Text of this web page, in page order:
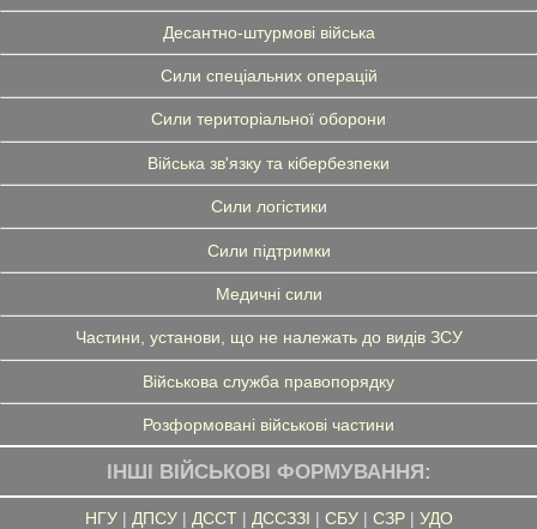
Десантно-штурмові війська
Сили спеціальних операцій
Сили територіальної оборони
Війська зв'язку та кібербезпеки
Сили логістики
Сили підтримки
Медичні сили
Частини, установи, що не належать до видів ЗСУ
Військова служба правопорядку
Розформовані військові частини
ІНШІ ВІЙСЬКОВІ ФОРМУВАННЯ:
НГУ| ДПСУ| ДССТ| ДССЗЗІ | СБУ| СЗР| УДО